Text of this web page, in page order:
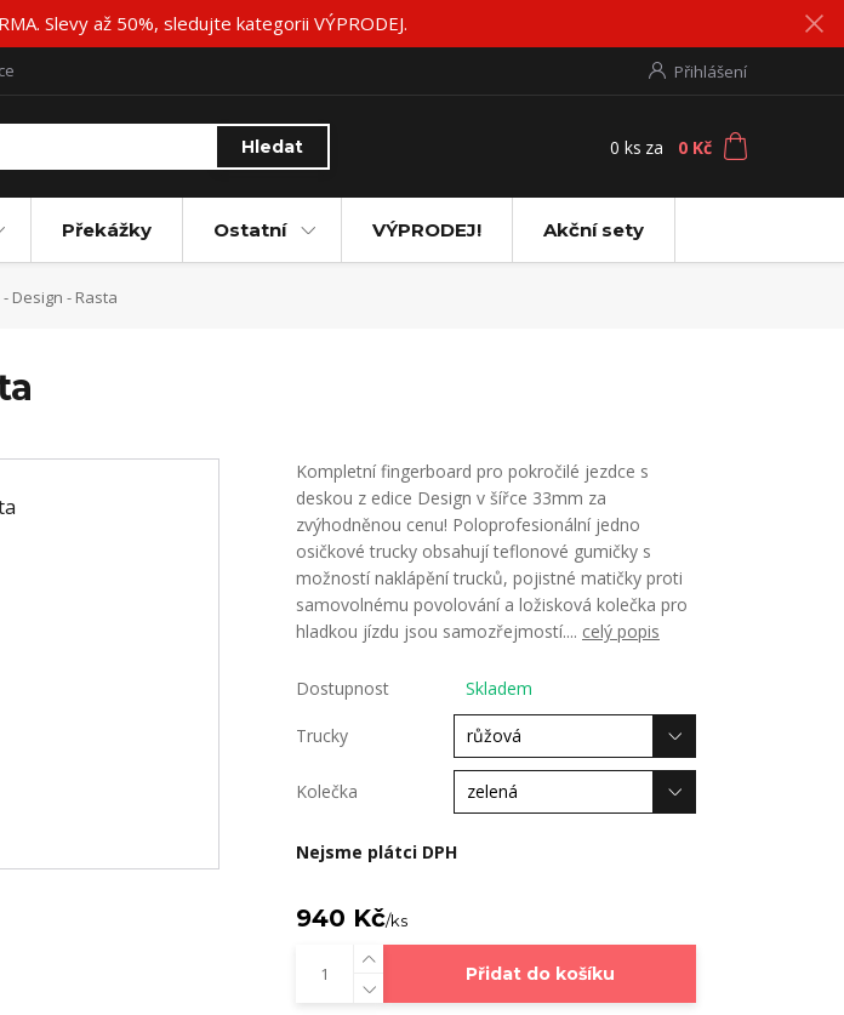
Slevy až 50%, sledujte kategorii VÝPRODEJ.
Přihlášení
Hledat 0 ks za 0 Kč
Překážky Ostatní VÝPRODEJ! Akční sety
Design - Rasta
Kompletní fingerboard pro pokročilé jezdce s
deskou z edice Design v šířce 33mm za
zvýhodněnou cenu! Poloprofesionální jedno
osičkové trucky obsahují teflonové gumičky s
možností naklápění trucků, pojistné matičky proti
samovolnému povolování a ložisková kolečka pro
hladkou jízdu jsou samozřejmostí.... celý popis
Dostupnost Skladem
Trucky
Kolečka
Nejsme plátci DPH
940 Kč/ks
Přidat do košíku